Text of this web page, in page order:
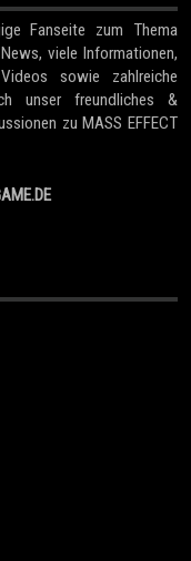
Fanseite zum Thema
viele Informationen,
sowie zahlreiche
unser freundliches &
zu MASS EFFECT